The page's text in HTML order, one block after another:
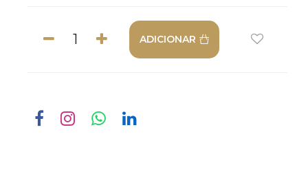
ADICIONAR